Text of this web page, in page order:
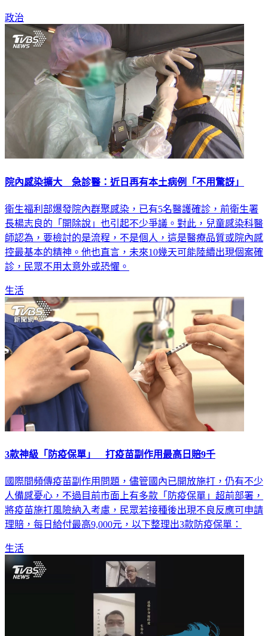
政治
院內感染擴大 急診醫：近日再有本土病例「不用驚訝」
衛生福利部爆發院內群聚感染，已有5名醫護確診，前衛生署
長楊志良的「開除說」也引起不少爭議。對此，兒童感染科醫
師認為，要檢討的是流程，不是個人，這是醫療品質或院內感
控最基本的精神。他也直言，未來10幾天可能陸續出現個案確
診，民眾不用太意外或恐懼。
生活
3款神級「防疫保單」 打疫苗副作用最高日賠9千
國際間頻傳疫苗副作用問題，儘管國內已開放施打，仍有不少
人備感憂心，不過目前市面上有多款「防疫保單」超前部署，
將疫苗施打風險納入考慮，民眾若接種後出現不良反應可申請
理賠，每日給付最高9,000元，以下整理出3款防疫保單：
生活